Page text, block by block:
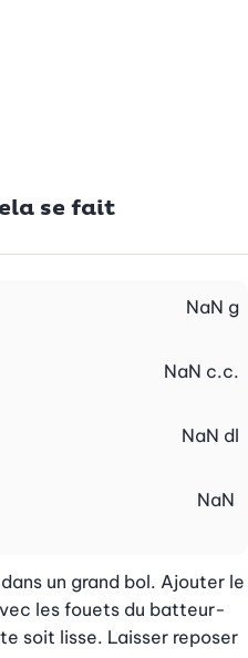
se fait
NaN g
NaN c.c.
NaN dl
NaN
un grand bol. Ajouter le
les fouets du batteur-
soit lisse. Laisser reposer